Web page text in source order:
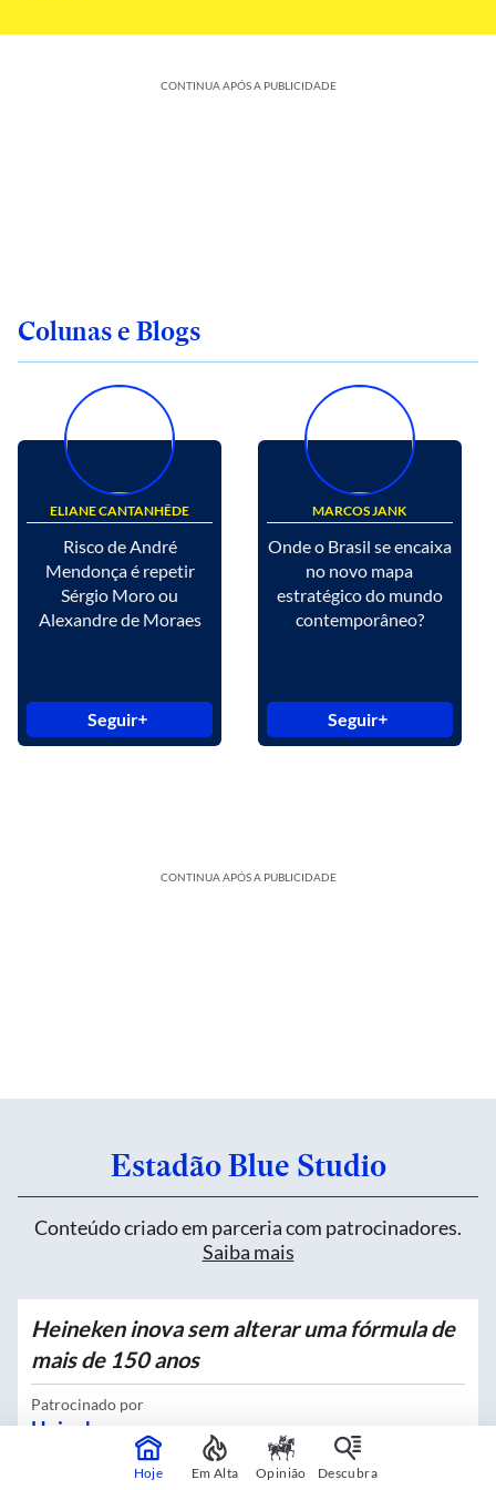
CONTINUA APÓS A PUBLICIDADE
Colunas e Blogs
ELIANE CANTANHÊDE
Risco de André
Mendonça é repetir
Sérgio Moro ou
Alexandre de Moraes
Seguir
MARCOS JANK
Onde o Brasil se encaixa
no novo mapa
estratégico do mundo
contemporâneo?
Seguir
CONTINUA APÓS A PUBLICIDADE
Estadão Blue Studio
Conteúdo criado em parceria com patrocinadores.
Saiba mais
Heineken inova sem alterar uma fórmula de
mais de 150 anos
Patrocinado por
Heineken
Hoje Em Alta Opinião Descubra